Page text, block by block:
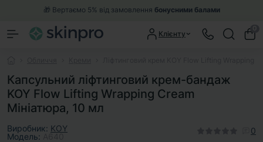
🎁 Вертаємо 5% від замовлення бонусними балами
Клієнту
Капсульний ліфтинговий крем-бандаж
KOY Flow Lifting Wrapping Cream
Мініатюра, 10 мл
Виробник: KOY
Модель:
0